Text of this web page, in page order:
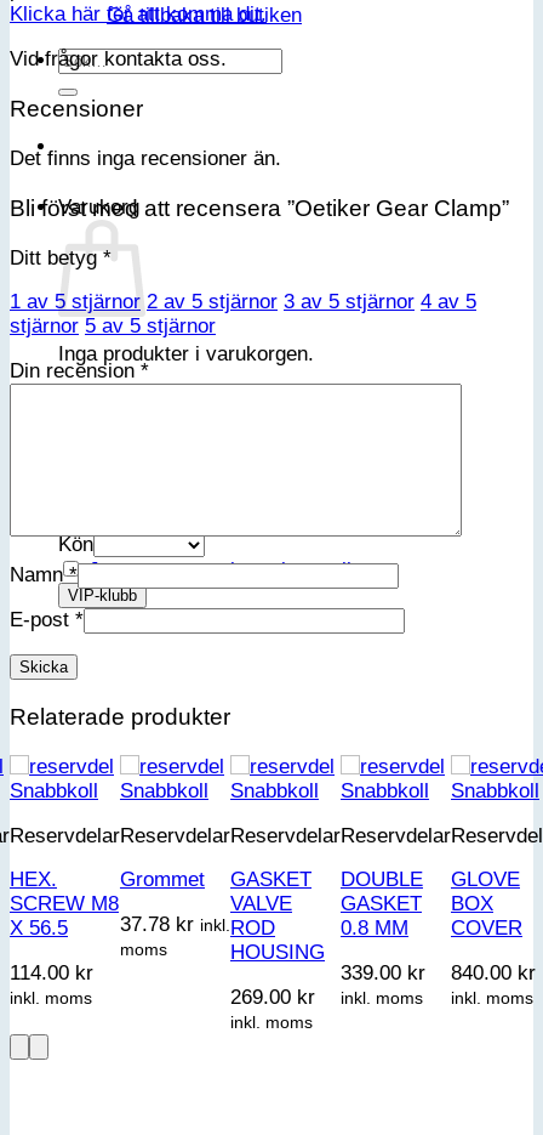
Gå tillbaka till butiken
Sök
Varukorg
Inga produkter i varukorgen.
Kön
Jag accepterar integritetspolicyn
Klicka här för att komma dit.
Vid frågor kontakta oss.
Recensioner
Det finns inga recensioner än.
Bli först med att recensera ”Oetiker Gear Clamp”
Ditt betyg*
1 av 5 stjärnor 2 av 5 stjärnor 3 av 5 stjärnor 4 av 5
stjärnor 5 av 5 stjärnor
Din recension *
Namn*
E-post *
Relaterade produkter
Snabbkoll
Reservdelar
HEX.
SCREW M8
X 56.5
114.00 kr
inkl. moms
Snabbkoll
Reservdelar
Grommet
37.78 kr inkl.
moms
Snabbkoll
Reservdelar
GASKET
VALVE
ROD
HOUSING
269.00 kr
inkl. moms
Snabbkoll
Reservdelar
DOUBLE
GASKET
0.8 MM
339.00 kr
inkl. moms
Snabbkoll
GLOVE
BOX
COVER
840.00 kr
inkl. moms